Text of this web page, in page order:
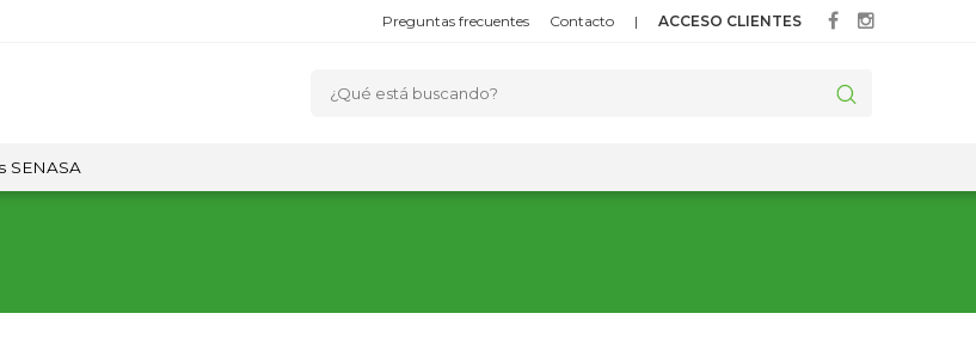
Preguntas frecuentes Contacto | ACCESO CLIENTES
SENASA